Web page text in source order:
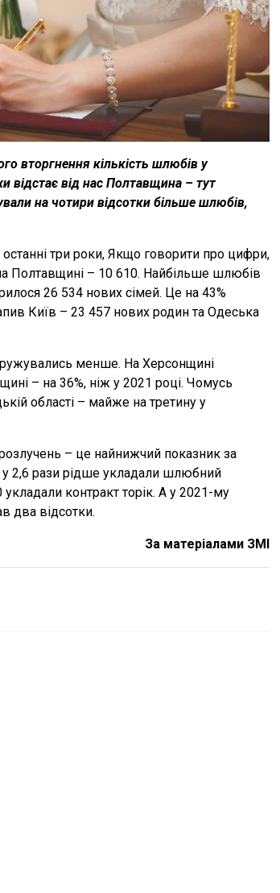
вторгнення кількість шлюбів у
відстає від нас Полтавщина – тут
на чотири відсотки більше шлюбів,
три роки, Якщо говорити про цифри,
Полтавщині – 10 610. Найбільше шлюбів
26 534 нових сімей. Це на 43%
Київ – 23 457 нових родин та Одеська
менше. На Херсонщині
– на 36%, ніж у 2021 році. Чомусь
області – майже на третину у
– це найнижчий показник за
у 2,6 рази рідше укладали шлюбний
контракт торік. А у 2021-му
два відсотки.
За матеріалами ЗМІ